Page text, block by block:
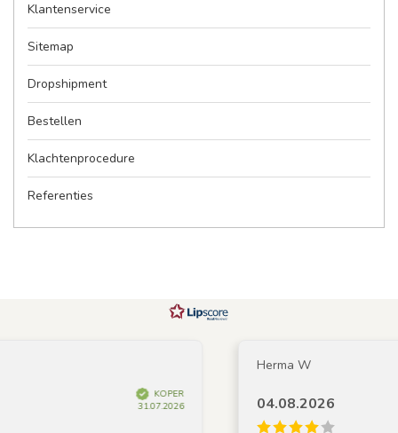
Klantenservice
Sitemap
Dropshipment
Bestellen
Klachtenprocedure
Referenties
KOPER
31.07.2026
Herma W
04.08.2026